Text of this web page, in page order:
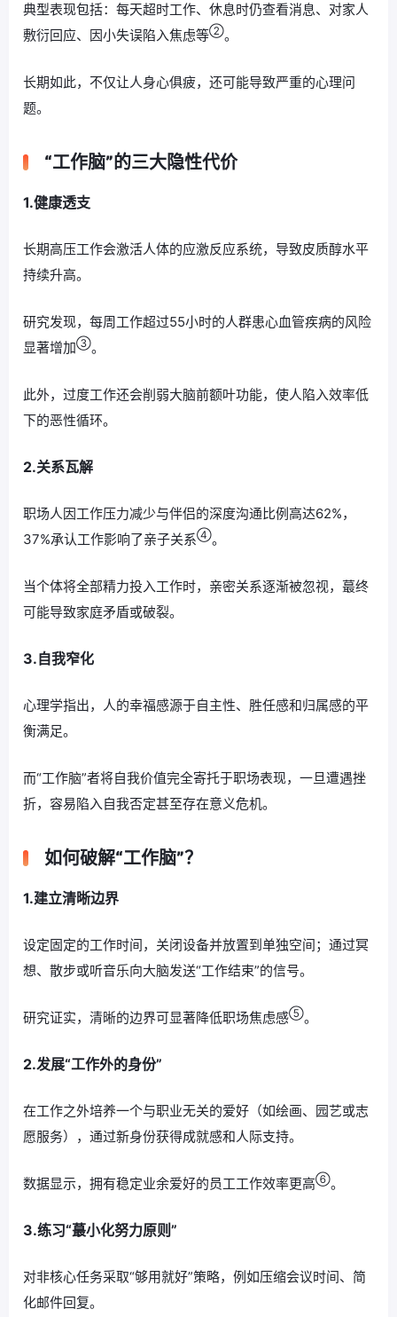
典型表现包括：每天超时工作、休息时仍查看消息、对家人
敷衍回应、因小失误陷入焦虑等②。
长期如此，不仅让人身心俱疲，还可能导致严重的心理问
题。
“工作脑”的三大隐性代价
1.健康透支
长期高压工作会激活人体的应激反应系统，导致皮质醇水平
持续升高。
研究发现，每周工作超过55小时的人群患心血管疾病的风险
显著增加③。
此外，过度工作还会削弱大脑前额叶功能，使人陷入效率低
下的恶性循环。
2.关系瓦解
职场人因工作压力减少与伴侣的深度沟通比例高达62%，
37%承认工作影响了亲子关系④。
当个体将全部精力投入工作时，亲密关系逐渐被忽视，蕞终
可能导致家庭矛盾或破裂。
3.自我窄化
心理学指出，人的幸福感源于自主性、胜任感和归属感的平
衡满足。
而“工作脑”者将自我价值完全寄托于职场表现，一旦遭遇挫
折，容易陷入自我否定甚至存在意义危机。
如何破解“工作脑”？
1.建立清晰边界
设定固定的工作时间，关闭设备并放置到单独空间；通过冥
想、散步或听音乐向大脑发送“工作结束”的信号。
研究证实，清晰的边界可显著降低职场焦虑感⑤。
2.发展“工作外的身份”
在工作之外培养一个与职业无关的爱好（如绘画、园艺或志
愿服务），通过新身份获得成就感和人际支持。
数据显示，拥有稳定业余爱好的员工工作效率更高⑥。
3.练习“蕞小化努力原则”
对非核心任务采取“够用就好”策略，例如压缩会议时间、简
化邮件回复。